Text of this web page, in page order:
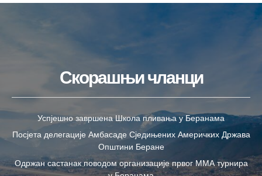
Скорашњи чланци
Успјешно завршена Школа пливања у Беранама
Посјета делегације Амбасаде Сједињених Америчких Држава
Општини Беране
Одржан састанак поводом организације првог ММА турнира